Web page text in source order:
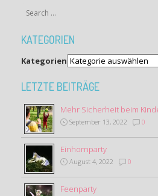
KATEGORIEN
Kategorien
LETZTE BEITRÄGE
Mehr Sicherheit beim
September 13, 2022 0
Einhornparty
August 4, 2022 0
Feenparty